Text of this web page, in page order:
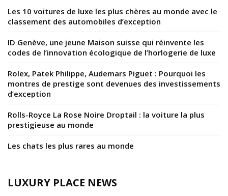
Les 10 voitures de luxe les plus chères au monde avec le
classement des automobiles d’exception
ID Genève, une jeune Maison suisse qui réinvente les
codes de l’innovation écologique de l’horlogerie de luxe
Rolex, Patek Philippe, Audemars Piguet : Pourquoi les
montres de prestige sont devenues des investissements
d’exception
Rolls-Royce La Rose Noire Droptail : la voiture la plus
prestigieuse au monde
Les chats les plus rares au monde
LUXURY PLACE NEWS